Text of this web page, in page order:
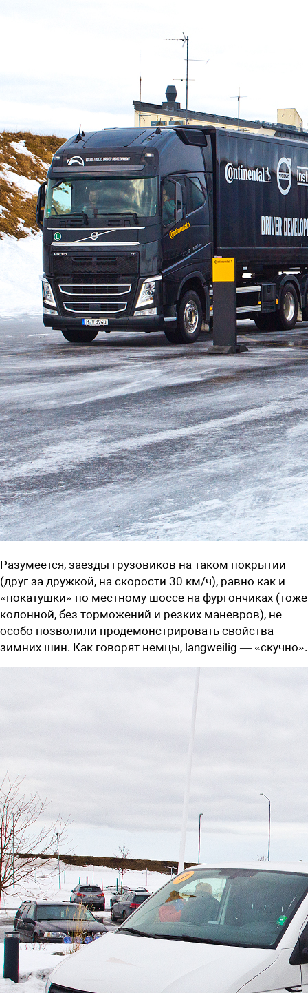
Разумеется, заезды грузовиков на таком покрытии
(друг за дружкой, на скорости 30 км/ч), равно как и
«покатушки» по местному шоссе на фургончиках (тоже
колонной, без торможений и резких маневров), не
особо позволили продемонстрировать свойства
зимних шин. Как говорят немцы, langweilig — «скучно».